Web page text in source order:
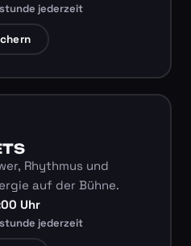
jederzeit
Rhythmus und
auf der Bühne.
Uhr
jederzeit